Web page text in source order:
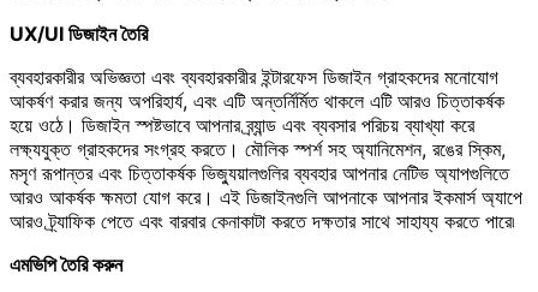
UX/UI ডিজাইন তৈরি
ব্যবহারকারীর অভিজ্ঞতা এবং ব্যবহারকারীর ইন্টারফেস ডিজাইন গ্রাহকদের মনোযোগ
আকর্ষণ করার জন্য অপরিহার্য, এবং এটি অন্তর্নির্মিত থাকলে এটি আরও চিত্তাকর্ষক
হয়ে ওঠে। ডিজাইন স্পষ্টভাবে আপনার ব্র্যান্ড এবং ব্যবসার পরিচয় ব্যাখ্যা করে
লক্ষ্যযুক্ত গ্রাহকদের সংগ্রহ করতে। মৌলিক স্পর্শ সহ অ্যানিমেশন, রঙের স্কিম,
মসৃণ রূপান্তর এবং চিত্তাকর্ষক ভিজ্যুয়ালগুলির ব্যবহার আপনার নেটিভ অ্যাপগুলিতে
আরও আকর্ষক ক্ষমতা যোগ করে। এই ডিজাইনগুলি আপনাকে আপনার ইকমার্স অ্যাপে
আরও ট্র্যাফিক পেতে এবং বারবার কেনাকাটা করতে দক্ষতার সাথে সাহায্য করতে পারে৷
এমভিপি তৈরি করুন